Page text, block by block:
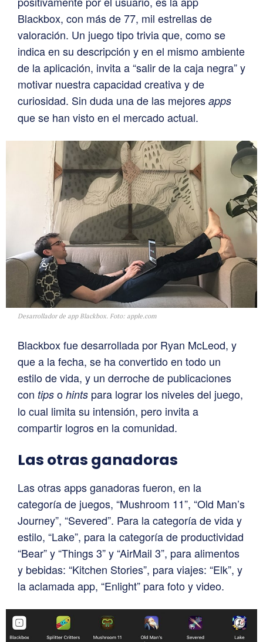
Blackbox, con más de 77, mil estrellas de
valoración. Un juego tipo trivia que, como se
indica en su descripción y en el mismo ambiente
de la aplicación, invita a “salir de la caja negra” y
motivar nuestra capacidad creativa y de
curiosidad. Sin duda una de las mejores apps
que se han visto en el mercado actual.
Desarrollador de app Blackbox. Foto: apple.com
Blackbox fue desarrollada por Ryan McLeod, y
que a la fecha, se ha convertido en todo un
estilo de vida, y un derroche de publicaciones
con tips o hints para lograr los niveles del juego,
lo cual limita su intensión, pero invita a
compartir logros en la comunidad.
Las otras ganadoras
Las otras apps ganadoras fueron, en la
categoría de juegos, “Mushroom 11”, “Old Man’s
Journey”, “Severed”. Para la categoría de vida y
estilo, “Lake”, para la categoría de productividad
“Bear” y “Things 3” y “AirMail 3”, para alimentos
y bebidas: “Kitchen Stories”, para viajes: “Elk”, y
la aclamada app, “Enlight” para foto y video.